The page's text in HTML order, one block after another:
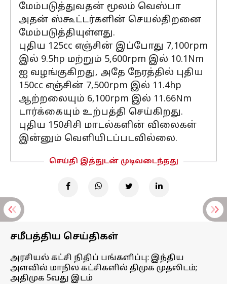
மேம்படுத்துவதன் மூலம் வெஸ்பா
அதன் ஸ்கூட்டர்களின் செயல்திறனை
மேம்படுத்தியுள்ளது.
புதிய 125cc எஞ்சின் இப்போது 7,100rpm
இல் 9.5hp மற்றும் 5,600rpm இல் 10.1Nm
ஐ வழங்குகிறது, அதே நேரத்தில் புதிய
150cc எஞ்சின் 7,500rpm இல் 11.4hp
ஆற்றலையும் 6,100rpm இல் 11.66Nm
டார்க்கையும் உற்பத்தி செய்கிறது.
புதிய 150சிசி மாடல்களின் விலைகள்
இன்னும் வெளியிடப்படவில்லை.
செய்தி இத்துடன் முடிவடைந்தது
சமீபத்திய செய்திகள்
அரசியல் கட்சி நிதிப் பங்களிப்பு: இந்திய
அளவில் மாநில கட்சிகளில் திமுக முதலிடம்;
அதிமுக 5வது இடம்